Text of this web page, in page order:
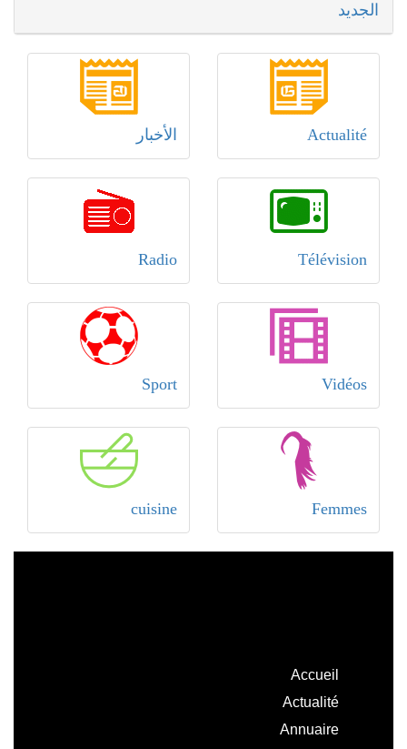
الجديد
Actualité الأخبار
Télévision
Radio
Vidéos
Sport
Femmes
cuisine
Accueil
Actualité
Annuaire